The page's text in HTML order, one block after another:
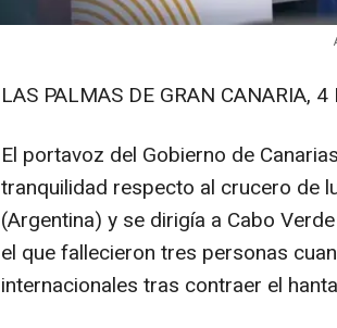
LAS PALMAS DE GRAN CANARIA, 4
El portavoz del Gobierno de
tranquilidad respecto al crucero de
(Argentina) y se dirigía a Cabo
el que fallecieron tres personas
internacionales tras contraer el